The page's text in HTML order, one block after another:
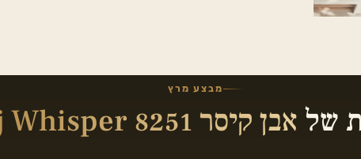
מבצע מרץ
של אבן קיסר 8251 Taj Whisper